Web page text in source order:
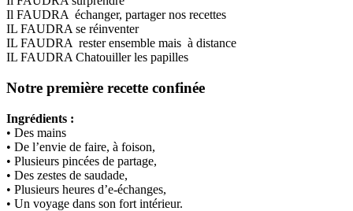
Il FAUDRA échanger, partager nos recettes
IL FAUDRA se réinventer
IL FAUDRA rester ensemble mais à distance
IL FAUDRA Chatouiller les papilles
Notre première recette confinée
Ingrédients :
• Des mains
• De l’envie de faire, à foison,
• Plusieurs pincées de partage,
• Des zestes de saudade,
• Plusieurs heures d’e-échanges,
• Un voyage dans son fort intérieur.